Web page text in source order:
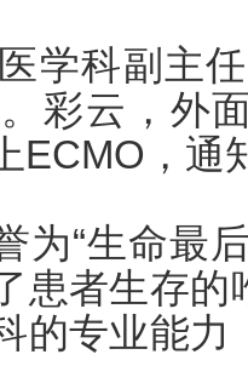
学科副主
彩云，外
ECMO，通
为“生命最
患者生存
的专业能